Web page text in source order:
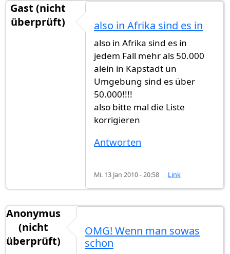
Gast (nicht
überprüft)
also in Afrika sind es in
also in Afrika sind es in
jedem Fall mehr als 50.000
alein in Kapstadt un
Umgebung sind es über
50.000!!!!
also bitte mal die Liste
korrigieren
Antworten
Mi. 13 Jan 2010 - 20:58 Link
Anonymus
(nicht
überprüft)
OMG! Wenn man sowas
schon